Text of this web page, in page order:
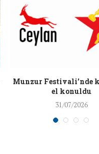
Munzur Festivali’nde
el konuldu
31/07/2026